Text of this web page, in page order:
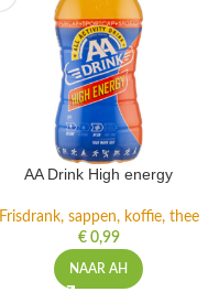
AA Drink High energy
Frisdrank, sappen, koffie, thee
€0,99
NAAR AH